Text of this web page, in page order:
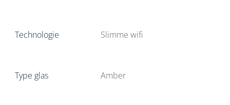
Technologie Slimme wifi
Type glas Amber